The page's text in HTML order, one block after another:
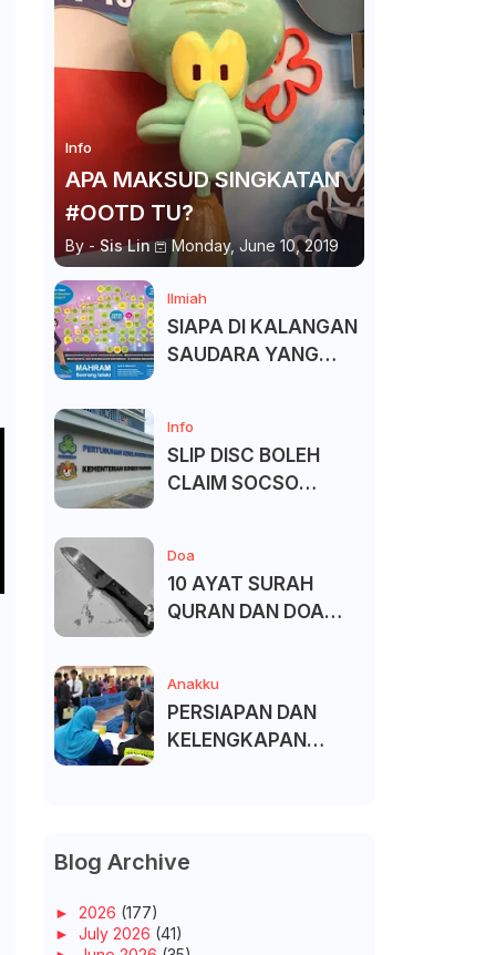
Info
APA MAKSUD SINGKATAN
#OOTD TU?
By - Sis Lin Monday, June 10, 2019
Ilmiah
SIAPA DI KALANGAN
SAUDARA YANG
Info
SLIP DISC BOLEH
CLAIM SOCSO
Doa
10 AYAT SURAH
QURAN DAN DOA
Anakku
PERSIAPAN DAN
KELENGKAPAN
Blog Archive
► 2026 (177)
► July 2026 (41)